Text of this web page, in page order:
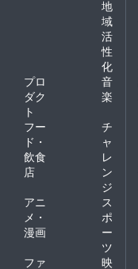
地
域
活
性
化
プロ
ダク
ト
音
楽
フー
ド・
飲食
店
チ
ャ
レ
ン
ジ
アニ
メ・
漫画
ス
ポ
ー
ツ
ファ
映